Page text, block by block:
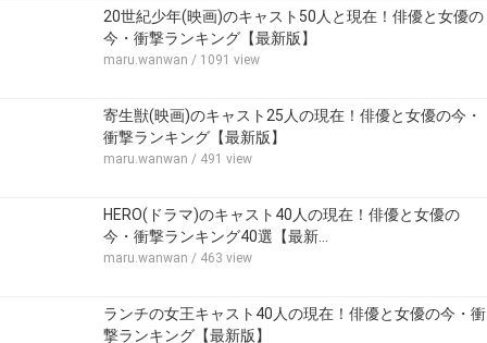
20世紀少年(映画)のキャスト50人と現在！俳優と女優の
今・衝撃ランキング【最新版】
maru.wanwan / 1091 view
寄生獣(映画)のキャスト25人の現在！俳優と女優の今・
衝撃ランキング【最新版】
maru.wanwan / 491 view
HERO(ドラマ)のキャスト40人の現在！俳優と女優の
今・衝撃ランキング40選【最新…
maru.wanwan / 463 view
ランチの女王キャスト40人の現在！俳優と女優の今・衝
撃ランキング【最新版】